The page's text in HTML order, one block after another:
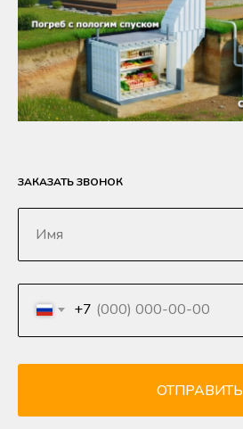
ЗАКАЗАТЬ ЗВОНОК
Имя
+7
ОТПРАВИТЬ